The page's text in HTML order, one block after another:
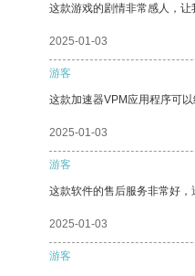
这款游戏的剧情非常感人，让
2025-01-03
游客
这款加速器VPM应用程序可
2025-01-03
游客
这款软件的售后服务非常好，
2025-01-03
游客